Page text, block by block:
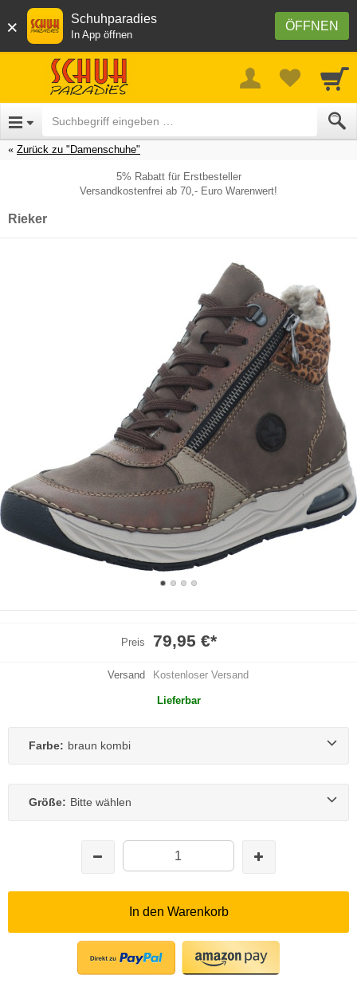
× ÖFFNEN
Schuhparadies
In App öffnen
Zurück zu "Damenschuhe"
5% Rabatt für Erstbesteller
Versandkostenfrei ab 70,- Euro Warenwert!
Rieker
Preis 79,95 €*
Versand Kostenloser Versand
Lieferbar
Farbe: braun kombi
Größe: Bitte wählen
In den Warenkorb